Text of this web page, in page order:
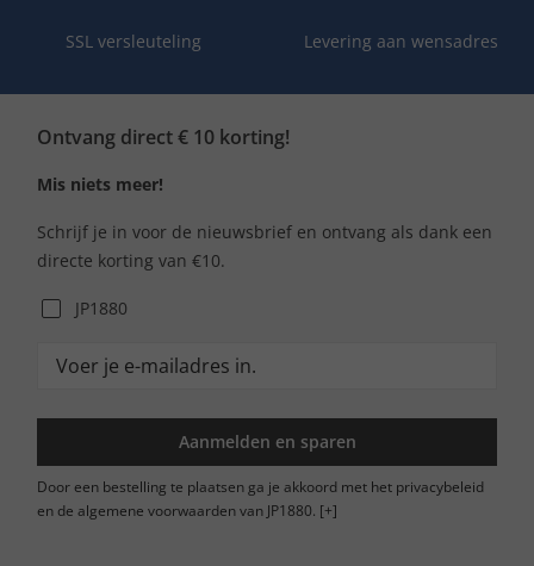
SSL versleuteling Levering aan wensadres
Ontvang direct € 10 korting!
Mis niets meer!
Schrijf je in voor de nieuwsbrief en ontvang als dank een
directe korting van €10.
JP1880
Aanmelden en sparen
Door een bestelling te plaatsen ga je akkoord met het privacybeleid
en de algemene voorwaarden van JP1880. [+]